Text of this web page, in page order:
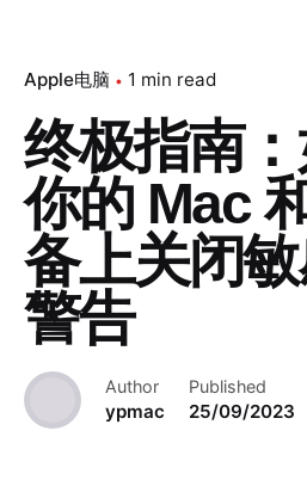
Apple电脑 1 min read
终极指南
你的 Mac
备上关闭
警告
Author
ypmac
Published
25/09/2023